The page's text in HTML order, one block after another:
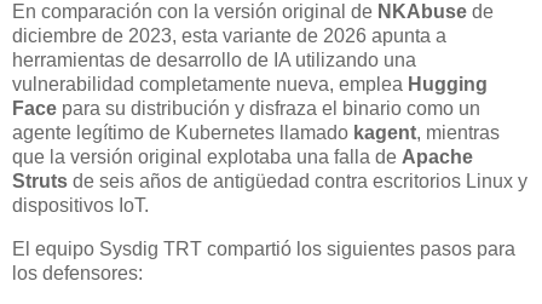
En comparación con la versión original de NKAbuse de
diciembre de 2023, esta variante de 2026 apunta a
herramientas de desarrollo de IA utilizando una
vulnerabilidad completamente nueva, emplea Hugging
Face para su distribución y disfraza el binario como un
agente legítimo de Kubernetes llamado kagent, mientras
que la versión original explotaba una falla de Apache
Struts de seis años de antigüedad contra escritorios Linux y
dispositivos IoT.
El equipo Sysdig TRT compartió los siguientes pasos para
los defensores: